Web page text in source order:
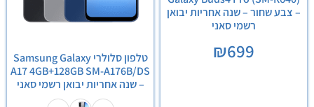
– צבע שחור – שנה אחריות יבואן
רשמי סאני
₪699
טלפון סלולרי Samsung Galaxy
A17 4GB+128GB SM-A176B/DS
– שנה אחריות יבואן רשמי סאני